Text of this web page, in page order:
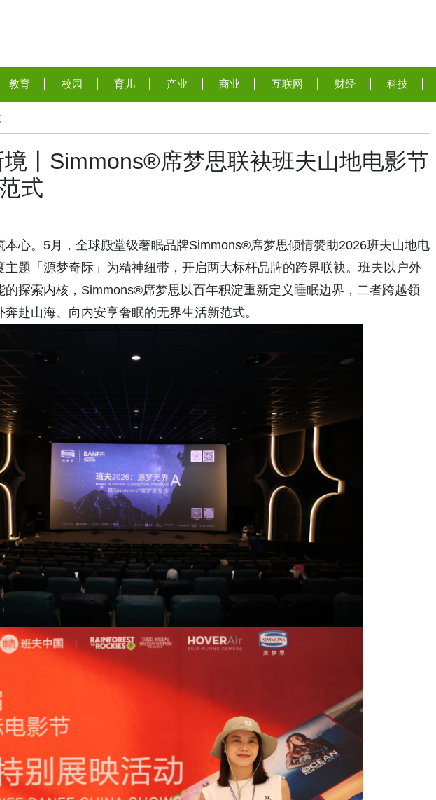
教育 校园 育儿 产业 商业 互联网 财经 科技
丨Simmons®席梦思联袂班夫山地电影节
式
本心。5月，全球殿堂级奢眠品牌Simmons®席梦思倾情赞助2026班夫山地电
题「源梦奇际」为精神纽带，开启两大标杆品牌的跨界联袂。班夫以户外
探索内核，Simmons®席梦思以百年积淀重新定义睡眠边界，二者跨越领
赴山海、向内安享奢眠的无界生活新范式。